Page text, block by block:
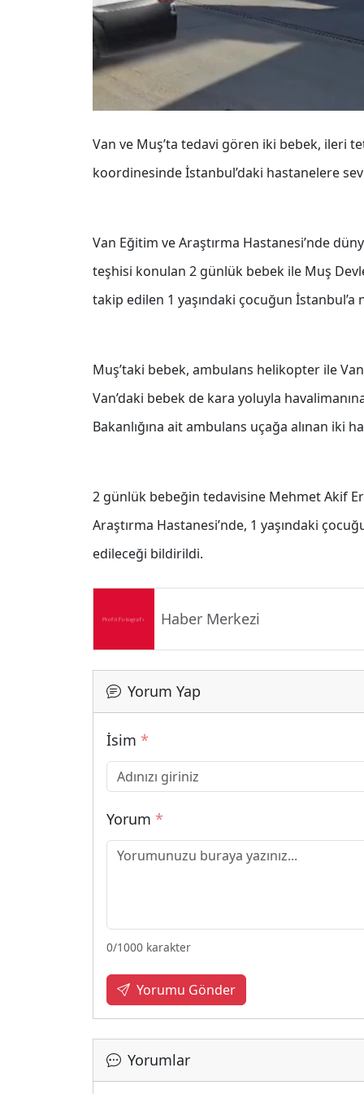
Van ve Muş’ta tedavi gören iki bebek, ileri
koordinesinde İstanbul’daki hastanelere
Van Eğitim ve Araştırma Hastanesi’nde
teşhisi konulan 2 günlük bebek ile Muş
takip edilen 1 yaşındaki çocuğun İstanbul’a
Muş’taki bebek, ambulans helikopter ile
Van’daki bebek de kara yoluyla
Bakanlığına ait ambulans uçağa alınan iki
2 günlük bebeğin tedavisine Mehmet Akif
Araştırma Hastanesi’nde, 1 yaşındaki
edileceği bildirildi.
Haber Merkezi
Yorum Yap
İsim *
Yorum *
0/1000 karakter
Yorumu Gönder
Yorumlar